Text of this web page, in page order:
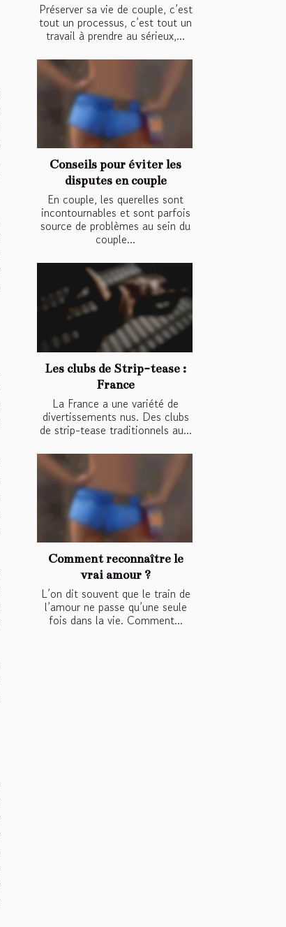
Préserver sa vie de couple, c’est
tout un processus, c’est tout un
travail à prendre au sérieux,...
Conseils pour éviter les
disputes en couple
En couple, les querelles sont
incontournables et sont parfois
source de problèmes au sein du
couple...
Les clubs de Strip-tease :
France
La France a une variété de
divertissements nus. Des clubs
de strip-tease traditionnels au...
Comment reconnaître le
vrai amour ?
L’on dit souvent que le train de
l’amour ne passe qu’une seule
fois dans la vie. Comment...